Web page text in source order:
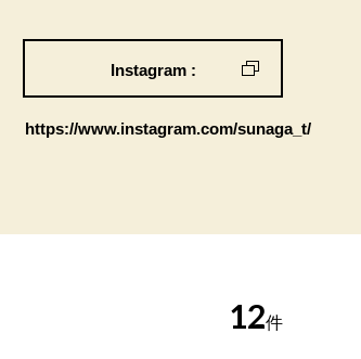
Instagram :
https://www.instagram.com/sunaga_t/
12件